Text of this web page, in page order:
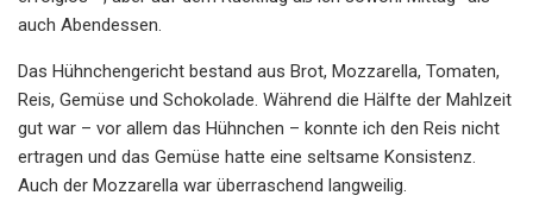
auch Abendessen.
Das Hühnchengericht bestand aus Brot, Mozzarella, Tomaten,
Reis, Gemüse und Schokolade. Während die Hälfte der Mahlzeit
gut war – vor allem das Hühnchen – konnte ich den Reis nicht
ertragen und das Gemüse hatte eine seltsame Konsistenz.
Auch der Mozzarella war überraschend langweilig.